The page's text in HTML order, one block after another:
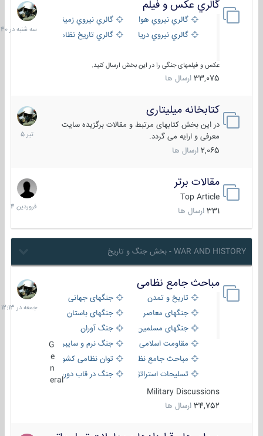
گالري عكس و فيلم
گالري نيروي هوايي
گالري نيروي زميني
گالري نيروي دريايي
گالري تاریخ نظامی
عکس و فیلمهای جنگی را در این بخش ارسال کنید.
33,075 ارسال ها
سه
شنبه
در
کتابخانه میلیتاری
در این بخش کتابهای مرتبط و مقالات برگزیده سایت
معرفی و ارایه می گردد.
2,065 ارسال ها
16
تیر
1405
مقالات برتر
Top Article
331 ارسال ها
29
فروردین
1404
WAR AND HISTORY - بخش جنگ و تاریخ
مباحث جامع نظامی
تاریخ و تمدن
جنگهای جهانی
جنگهای معاصر
جنگهای باستان
جنگهای مسلمین
جنگ آوران
مقاومت اسلامی
جنگ نرم و سایبری
مباحث جامع نظامی
توان نظامی کشورها
تسلیحات استراتژیک
جنگ در قاب دوربین
eral
Military Discussions
34,752 ارسال ها
جمعه
در
12:13